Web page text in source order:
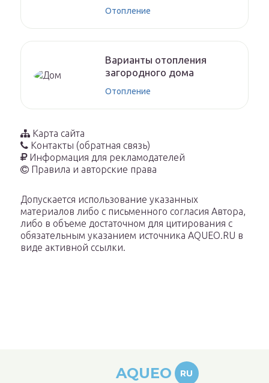
Отопление
Варианты отопления
загородного дома
Отопление
Карта сайта
Контакты (обратная связь)
Информация для рекламодателей
Правила и авторские права
Допускается использование указанных
материалов либо с письменного согласия Автора,
либо в объеме достаточном для цитирования с
обязательным указанием источника AQUEO.RU в
виде активной ссылки.
AQUEO RU